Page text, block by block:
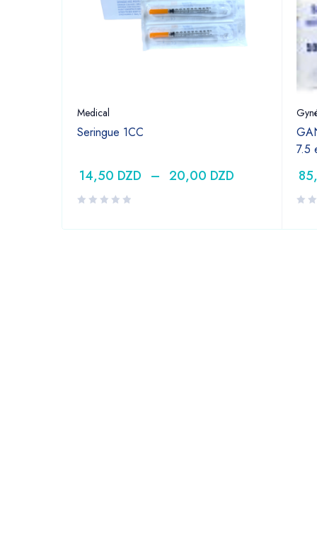
Medical
Seringue 1CC
14,50 DZD – 20,00 DZD
7.5